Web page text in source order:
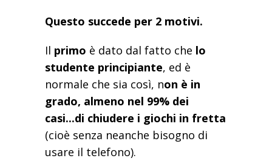
Questo succede per 2 motivi.
Il primo è dato dal fatto che lo
studente principiante, ed è
normale che sia così, non è in
grado, almeno nel 99% dei
casi...di chiudere i giochi in fretta
(cioè senza neanche bisogno di
usare il telefono).